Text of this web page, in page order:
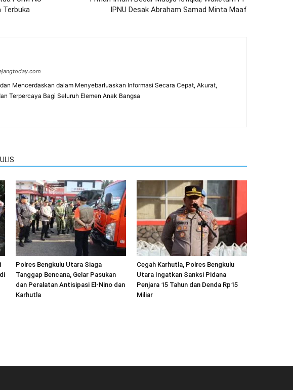
Terbuka
IPNU Desak Abraham Samad Minta Maaf
Mencerdaskan dalam Menyebarluaskan Informasi Secara Cepat, Akurat,
Terpercaya Bagi Seluruh Elemen Anak Bangsa
Polres Bengkulu Utara Siaga
Tanggap Bencana, Gelar Pasukan
dan Peralatan Antisipasi El-Nino dan
Karhutla
Cegah Karhutla, Polres Bengkulu
Utara Ingatkan Sanksi Pidana
Penjara 15 Tahun dan Denda Rp15
Miliar